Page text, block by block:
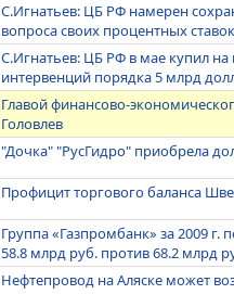
С.Игнатьев: ЦБ РФ намерен
вопроса своих процентных
С.Игнатьев: ЦБ РФ в мае купил
интервенций порядка 5 млрд
Главой финансово-
Головлев
"Дочка" "РусГидро" приобрела
Профицит торгового баланса
Группа «Газпромбанк» за 2009
58.8 млрд руб. против 68.2 млрд
Нефтепровод на Аляске может